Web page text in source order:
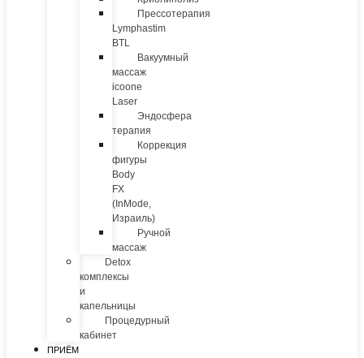
Прессотерапия
Lymphastim
BTL
Вакуумный
массаж
icoone
Laser
Эндосфера
терапия
Коррекция
фигуры
Body
FX
(InMode,
Израиль)
Ручной
массаж
Detox
комплексы
и
капельницы
Процедурный
кабинет
ПРИЁМ